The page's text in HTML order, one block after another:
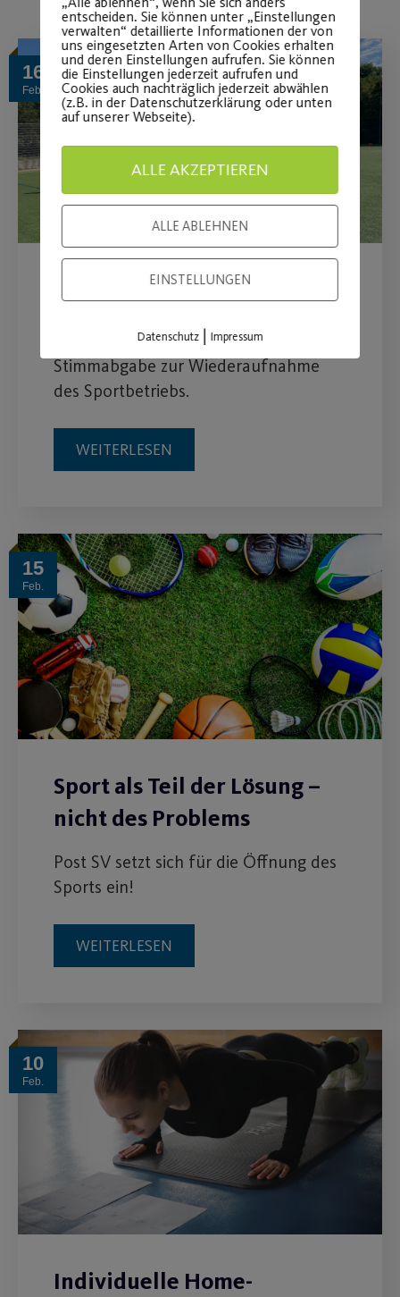
16
Feb.
Petition der
Fußballabteilung
Stimmabgabe zur Wiederaufnahme
des Sportbetriebs.
WEITERLESEN
15
Feb.
Sport als Teil der Lösung –
nicht des Problems
Post SV setzt sich für die Öffnung des
Sports ein!
WEITERLESEN
10
Feb.
Individuelle Home-
entscheiden. Sie können unter „Einstellungen
verwalten“ detaillierte Informationen der von
uns eingesetzten Arten von Cookies erhalten
und deren Einstellungen aufrufen. Sie können
die Einstellungen jederzeit aufrufen und
Cookies auch nachträglich jederzeit abwählen
(z.B. in der Datenschutzerklärung oder unten
auf unserer Webseite).
ALLE AKZEPTIEREN
ALLE ABLEHNEN
EINSTELLUNGEN
Datenschutz| Impressum